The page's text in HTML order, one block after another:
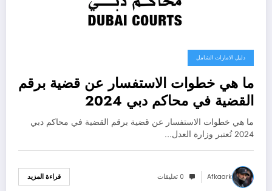
دليل الامارات الشامل
ما هي خطوات الاستفسار عن قضية برقم
القضية في محاكم دبي 2024
ما هي خطوات الاستفسار عن قضية برقم القضية في محاكم دبي
2024 تُعتبر وزارة العدل…
Afkaark 0 تعليقات قراءة المزيد